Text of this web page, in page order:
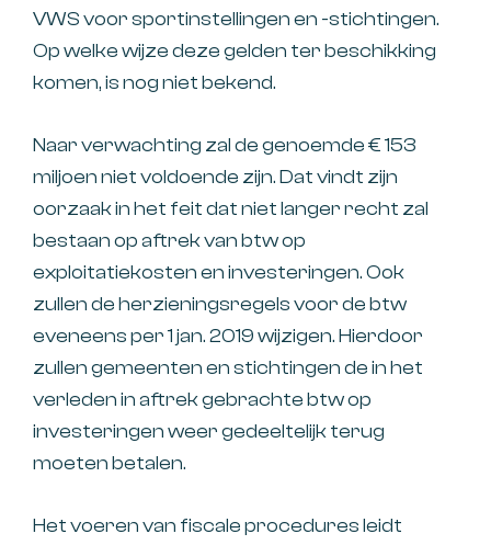
VWS voor sportinstellingen en -stichtingen.
Op welke wijze deze gelden ter beschikking
komen, is nog niet bekend.
Naar verwachting zal de genoemde € 153
miljoen niet voldoende zijn. Dat vindt zijn
oorzaak in het feit dat niet langer recht zal
bestaan op aftrek van btw op
exploitatiekosten en investeringen. Ook
zullen de herzieningsregels voor de btw
eveneens per 1 jan. 2019 wijzigen. Hierdoor
zullen gemeenten en stichtingen de in het
verleden in aftrek gebrachte btw op
investeringen weer gedeeltelijk terug
moeten betalen.
Het voeren van fiscale procedures leidt